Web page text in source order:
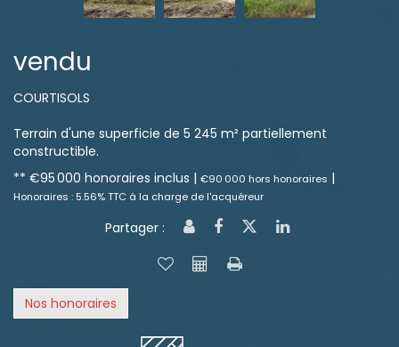
vendu
COURTISOLS
Terrain d'une superficie de 5 245 m² partiellement
constructible.
** €95 000 honoraires inclus | €90 000 hors honoraires |
Honoraires : 5.56% TTC à la charge de l'acquéreur
Partager :
Nos honoraires